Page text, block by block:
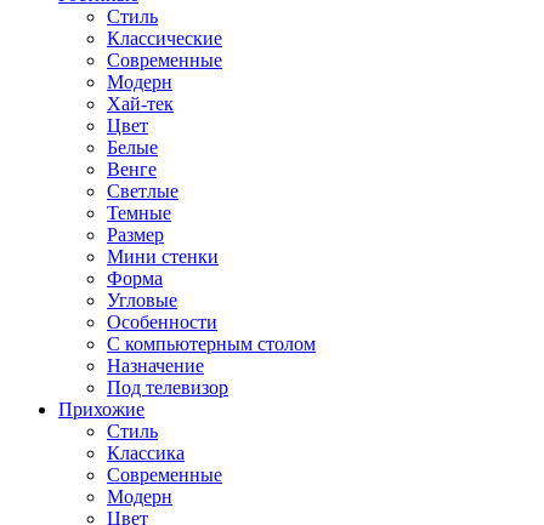
Стиль
Классические
Современные
Модерн
Хай-тек
Цвет
Белые
Венге
Светлые
Темные
Размер
Мини стенки
Форма
Угловые
Особенности
С компьютерным столом
Назначение
Под телевизор
Прихожие
Стиль
Классика
Современные
Модерн
Цвет